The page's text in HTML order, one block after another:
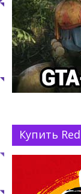
Купить